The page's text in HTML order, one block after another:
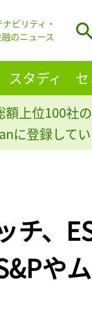
ビリティ・
融のニュース
スタディ
額上位100社
に登録して
チ、
や